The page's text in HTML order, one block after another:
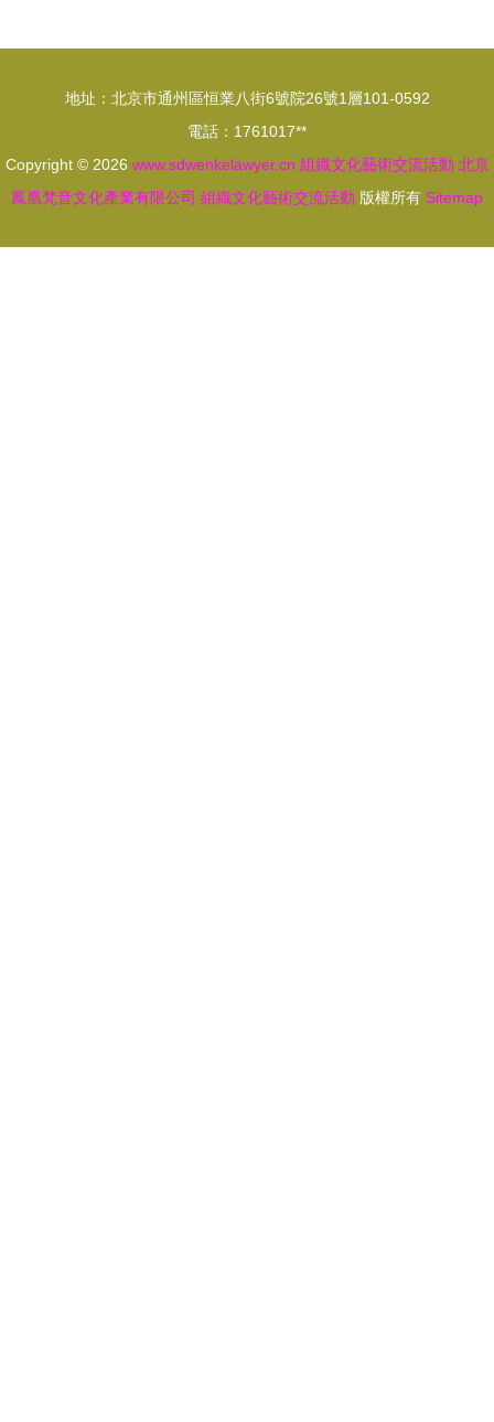
術活動周
地址：北京市通州區恒業八街6號院26號1層101-0592
電話：1761017**
Copyright © 2026 www.sdwenkelawyer.cn 組織文化藝術交流活動 北京
鳳凰梵音文化產業有限公司 組織文化藝術交流活動 版權所有 Sitemap